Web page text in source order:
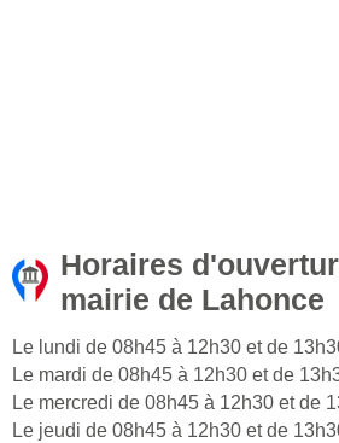
Horaires
mairie de Lahonce
Le lundi de 08h45 à 12h30 et de
Le mardi de 08h45 à 12h30 et de
Le mercredi de 08h45 à 12h30 et de
Le jeudi de 08h45 à 12h30 et de